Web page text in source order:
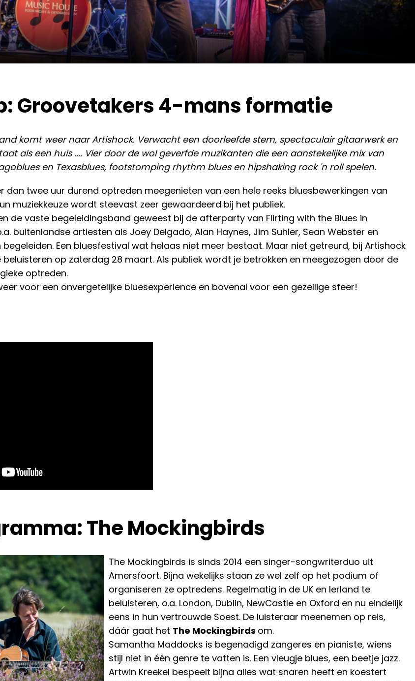
Groovetakers 4-mans formatie
komt weer naar Artishock. Verwacht een doorleefde stem, spectaculair gitaarwerk en
als een huis .... Vier door de wol geverfde muzikanten die een aanstekelijke mix van
en Texasblues, footstomping rhythm blues en hipshaking rock 'n roll spelen.
dan twee uur durend optreden meegenieten van een hele reeks bluesbewerkingen van
muziekkeuze wordt steevast zeer gewaardeerd bij het publiek.
de vaste begeleidingsband geweest bij de afterparty van Flirting with the Blues in
buitenlandse artiesten als Joey Delgado, Alan Haynes, Jim Suhler, Sean Webster en
begeleiden. Een bluesfestival wat helaas niet meer bestaat. Maar niet getreurd, bij Artishock
beluisteren op zaterdag 28 maart. Als publiek wordt je betrokken en meegezogen door de
optreden.
voor een onvergetelijke bluesexperience en bovenal voor een gezellige sfeer!
The Mockingbirds
The Mockingbirds is sinds 2014 een singer-songwriterduo uit
Amersfoort. Bijna wekelijks staan ze wel zelf op het podium of
organiseren ze optredens. Regelmatig in de UK en Ierland te
beluisteren, o.a. London, Dublin, NewCastle en Oxford en nu eindelijk
eens in hun vertrouwde Soest. De luisteraar meenemen op reis,
dáár gaat het The Mockingbirds om.
Samantha Maddocks is begenadigd zangeres en pianiste, wiens
stijl niet in één genre te vatten is. Een vleugje blues, een beetje jazz.
Artwin Kreekel bespeelt bijna alles wat snaren heeft en koestert